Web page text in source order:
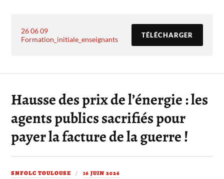
26 06 09
Formation_initiale_enseignants
TÉLÉCHARGER
Hausse des prix de l’énergie : les
agents publics sacrifiés pour
payer la facture de la guerre !
SNFOLC TOULOUSE 16 JUIN 2026